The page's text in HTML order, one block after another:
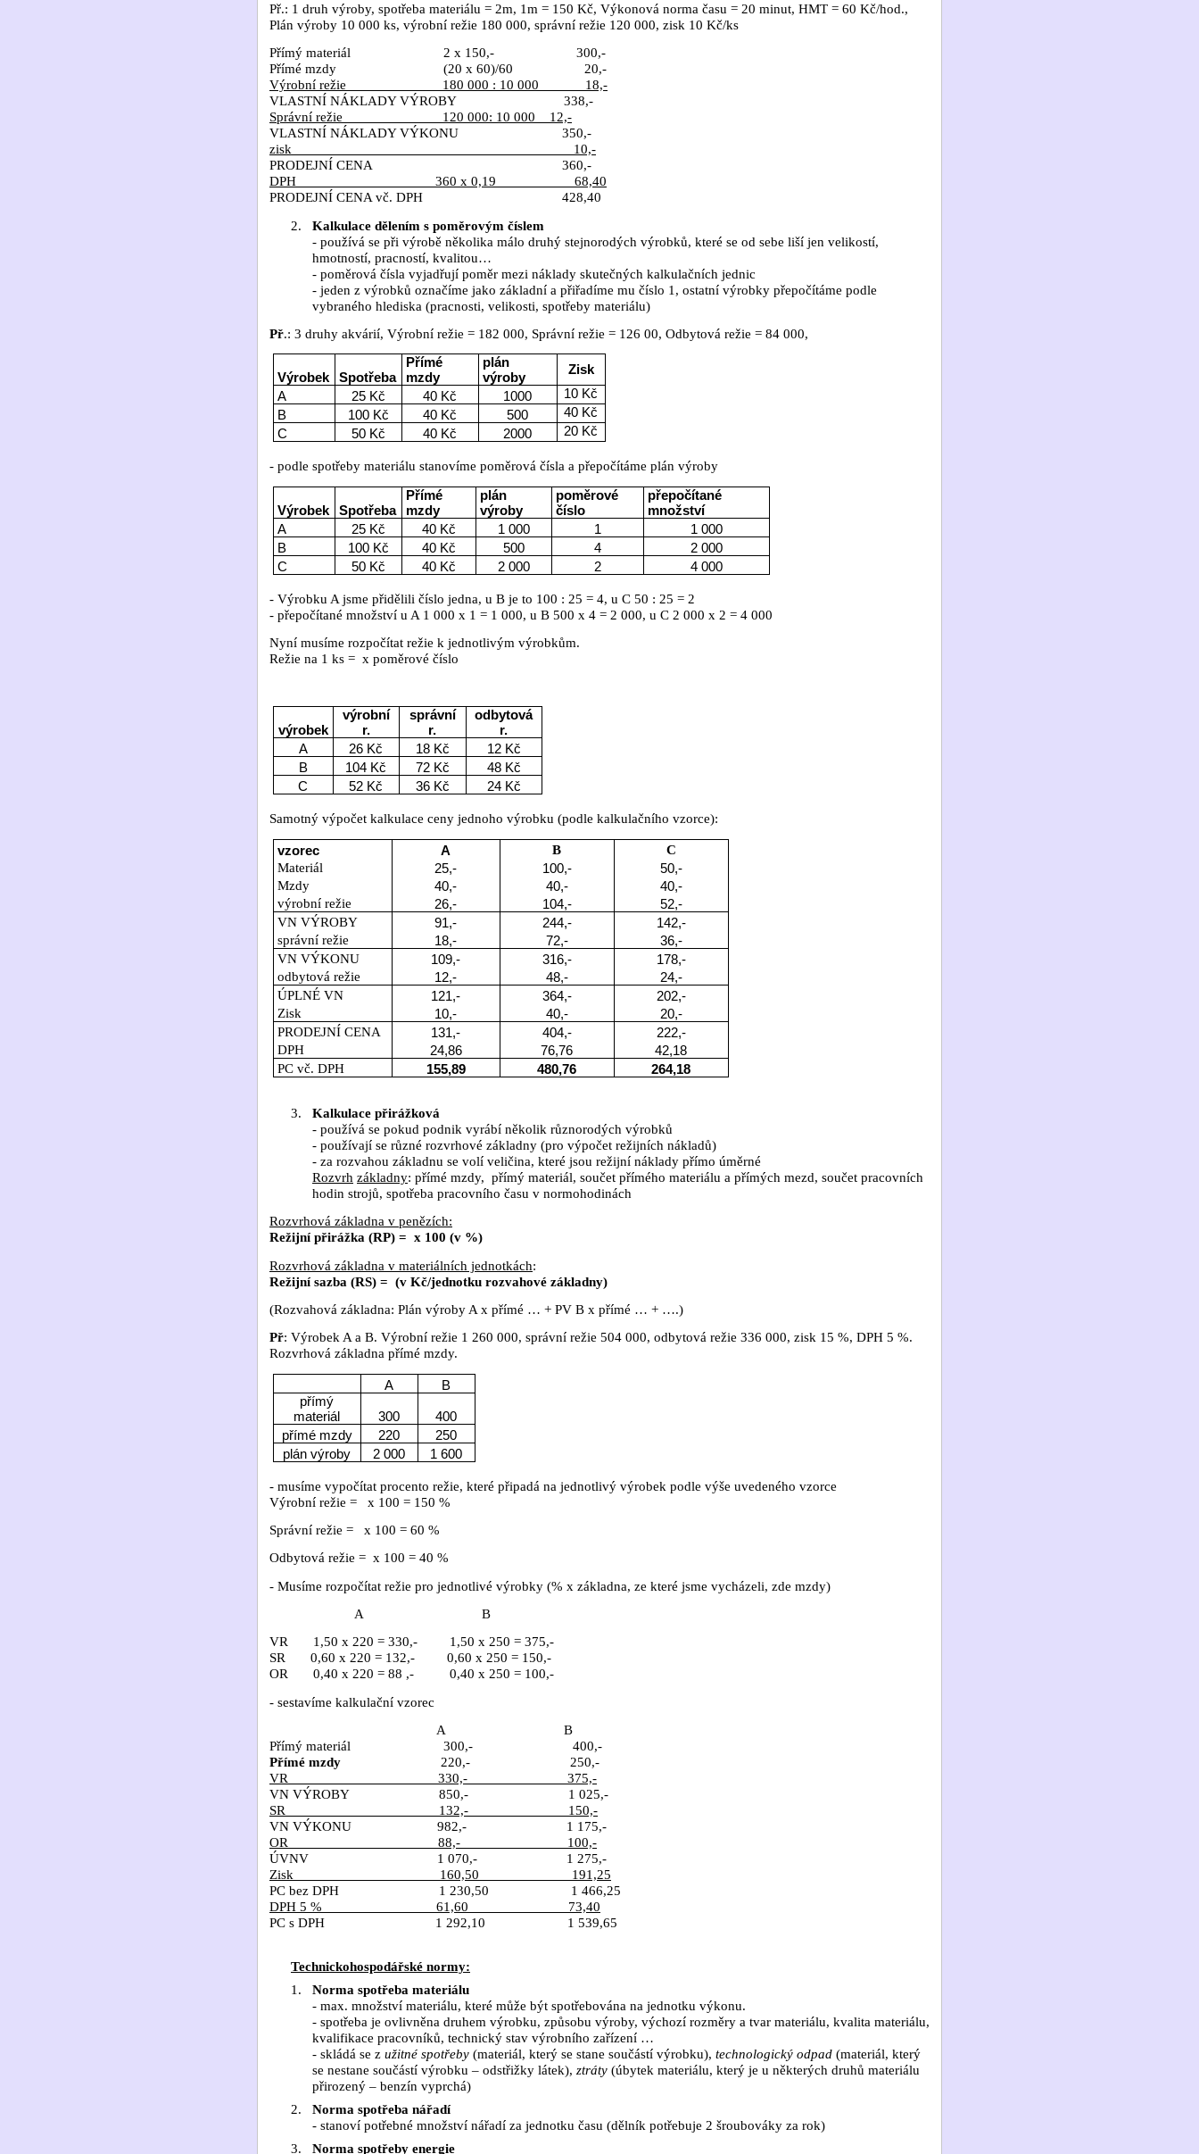
Př.: 1 druh výroby, spotřeba materiálu = 2m, 1m = 150 Kč, Výkonová norma času = 20 minut, HMT = 60 Kč/hod.,
Plán výroby 10 000 ks, výrobní režie 180 000, správní režie 120 000, zisk 10 Kč/ks
Přímý materiál
2 x 150,-
300,-
Přímé mzdy
(20 x 60)/60
20,-
Výrobní režie
180 000 : 10 000
18,-
VLASTNÍ NÁKLADY VÝROBY
338,-
Správní režie
120 000: 10 000
12,-
VLASTNÍ NÁKLADY VÝKONU
350,-
zisk
10,-
PRODEJNÍ CENA
360,-
DPH
360 x 0,19
68,40
PRODEJNÍ CENA vč. DPH
428,40
2.
Kalkulace dělením s poměrovým číslem
- používá se při výrobě několika málo druhý stejnorodých výrobků, které se od sebe liší jen velikostí,
hmotností, pracností, kvalitou…
- poměrová čísla vyjadřují poměr mezi náklady skutečných kalkulačních jednic
- jeden z výrobků označíme jako základní a přiřadíme mu číslo 1, ostatní výrobky přepočítáme podle
vybraného hlediska (pracnosti, velikosti, spotřeby materiálu)
Př.: 3 druhy akvárií, Výrobní režie = 182 000, Správní režie = 126 00, Odbytová režie = 84 000,
Výrobek Spotřeba
Přímé
mzdy
plán
výroby
Zisk
A
25 Kč 40 Kč 1000
10 Kč
B
100 Kč 40 Kč 500
40 Kč
C
50 Kč 40 Kč 2000 20 Kč
- podle spotřeby materiálu stanovíme poměrová čísla a přepočítáme plán výroby
Výrobek Spotřeba
Přímé
mzdy
plán
výroby
poměrové
číslo
přepočítané
množství
A
25 Kč 40 Kč 1 000 1
1 000
B
100 Kč 40 Kč 500 4
2 000
C
50 Kč 40 Kč 2 000 2 4 000
- Výrobku A jsme přidělili číslo jedna, u B je to 100 : 25 = 4, u C 50 : 25 = 2
- přepočítané množství u A 1 000 x 1 = 1 000, u B 500 x 4 = 2 000, u C 2 000 x 2 = 4 000
Nyní musíme rozpočítat režie k jednotlivým výrobkům.
Režie na 1 ks = x poměrové číslo
výrobek
výrobní
r.
správní
r.
odbytová
r.
A
26 Kč 18 Kč
12 Kč
B
104 Kč 72 Kč
48 Kč
C
52 Kč 36 Kč 24 Kč
Samotný výpočet kalkulace ceny jednoho výrobku (podle kalkulačního vzorce):
vzorec A B
C
Materiál
25,- 100,- 50,-
Mzdy 40,- 40,- 40,-
výrobní režie 26,- 104,- 52,-
VN VÝROBY 91,- 244,- 142,-
správní režie 18,- 72,- 36,-
VN VÝKONU 109,- 316,- 178,-
odbytová režie 12,- 48,- 24,-
ÚPLNÉ VN 121,- 364,- 202,-
Zisk 10,- 40,- 20,-
PRODEJNÍ CENA 131,- 404,- 222,-
DPH 24,86 76,76 42,18
PC vč. DPH 155,89 480,76 264,18
3.
Kalkulace přirážková
- používá se pokud podnik vyrábí několik různorodých výrobků
- používají se různé rozvrhové základny (pro výpočet režijních nákladů)
- za rozvahou základnu se volí veličina, které jsou režijní náklady přímo úměrné
Rozvrh základny: přímé mzdy, přímý materiál, součet přímého materiálu a přímých mezd, součet pracovních
hodin strojů, spotřeba pracovního času v normohodinách
Rozvrhová základna v penězích:
Režijní přirážka (RP) = x 100 (v %)
Rozvrhová základna v materiálních jednotkách:
Režijní sazba (RS) = (v Kč/jednotku rozvahové základny)
(Rozvahová základna: Plán výroby A x přímé … + PV B x přímé … + ….)
Př: Výrobek A a B. Výrobní režie 1 260 000, správní režie 504 000, odbytová režie 336 000, zisk 15 %, DPH 5 %.
Rozvrhová základna přímé mzdy.
A
B
přímý
materiál
300
400
přímé mzdy
220
250
plán výroby
2 000 1 600
- musíme vypočítat procento režie, které připadá na jednotlivý výrobek podle výše uvedeného vzorce
Výrobní režie =
x 100 = 150 %
Správní režie =
x 100 = 60 %
Odbytová režie = x 100 = 40 %
- Musíme rozpočítat režie pro jednotlivé výrobky (% x základna, ze které jsme vycházeli, zde mzdy)
A
B
VR
1,50 x 220 = 330,-
1,50 x 250 = 375,-
SR
0,60 x 220 = 132,-
0,60 x 250 = 150,-
OR
0,40 x 220 = 88 ,-
0,40 x 250 = 100,-
- sestavíme kalkulační vzorec
A
B
Přímý materiál
300,-
400,-
Přímé mzdy
220,-
250,-
VR
330,-
375,-
VN VÝROBY
850,-
1 025,-
SR
132,-
150,-
VN VÝKONU
982,-
1 175,-
OR
88,-
100,-
ÚVNV
1 070,-
1 275,-
Zisk
160,50
191,25
PC bez DPH
1 230,50
1 466,25
DPH 5 %
61,60
73,40
PC s DPH
1 292,10 1 539,65
Technickohospodářské normy:
1.
Norma spotřeba materiálu
- max. množství materiálu, které může být spotřebována na jednotku výkonu.
- spotřeba je ovlivněna druhem výrobku, způsobu výroby, výchozí rozměry a tvar materiálu, kvalita materiálu,
kvalifikace pracovníků, technický stav výrobního zařízení …
- skládá se z užitné spotřeby (materiál, který se stane součástí výrobku), technologický odpad (materiál, který
se nestane součástí výrobku – odstřižky látek), ztráty (úbytek materiálu, který je u některých druhů materiálu
přirozený – benzín vyprchá)
2.
Norma spotřeba nářadí
- stanoví potřebné množství nářadí za jednotku času (dělník potřebuje 2 šroubováky za rok)
3.
Norma spotřeby energie